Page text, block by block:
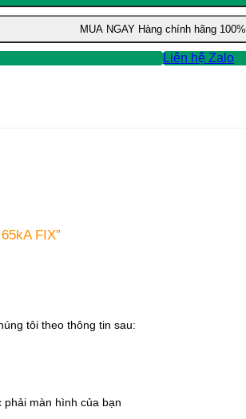
MUA NGAY Hàng chính hãng 100%
Liên hệ Zalo
FIX”
tôi theo thông tin sau:
màn hình của bạn